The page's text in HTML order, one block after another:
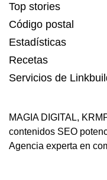
Top stories
Código postal
Estadísticas
Recetas
Servicios de
MAGIA DIGITAL,
contenidos SEO
Agencia experta en